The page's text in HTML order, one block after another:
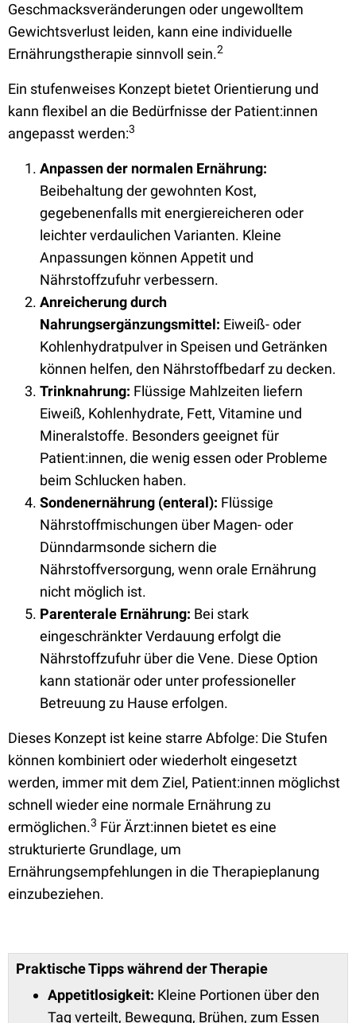
Geschmacksveränderungen oder ungewolltem
Gewichtsverlust leiden, kann eine individuelle
Ernährungstherapie sinnvoll sein.2
Ein stufenweises Konzept bietet Orientierung und
kann flexibel an die Bedürfnisse der Patient:innen
angepasst werden:3
Anpassen der normalen Ernährung:
Beibehaltung der gewohnten Kost,
gegebenenfalls mit energiereicheren oder
leichter verdaulichen Varianten. Kleine
Anpassungen können Appetit und
Nährstoffzufuhr verbessern.
Anreicherung durch
Nahrungsergänzungsmittel: Eiweiß- oder
Kohlenhydratpulver in Speisen und Getränken
können helfen, den Nährstoffbedarf zu decken.
Trinknahrung: Flüssige Mahlzeiten liefern
Eiweiß, Kohlenhydrate, Fett, Vitamine und
Mineralstoffe. Besonders geeignet für
Patient:innen, die wenig essen oder Probleme
beim Schlucken haben.
Sondenernährung (enteral): Flüssige
Nährstoffmischungen über Magen- oder
Dünndarmsonde sichern die
Nährstoffversorgung, wenn orale Ernährung
nicht möglich ist.
Parenterale Ernährung: Bei stark
eingeschränkter Verdauung erfolgt die
Nährstoffzufuhr über die Vene. Diese Option
kann stationär oder unter professioneller
Betreuung zu Hause erfolgen.
Dieses Konzept ist keine starre Abfolge: Die Stufen
können kombiniert oder wiederholt eingesetzt
werden, immer mit dem Ziel, Patient:innen möglichst
schnell wieder eine normale Ernährung zu
ermöglichen.3 Für Ärzt:innen bietet es eine
strukturierte Grundlage, um
Ernährungsempfehlungen in die Therapieplanung
einzubeziehen.
Praktische Tipps während der Therapie
Appetitlosigkeit: Kleine Portionen über den
Tag verteilt, Bewegung, Brühen, zum Essen